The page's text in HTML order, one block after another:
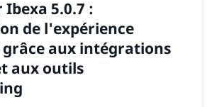
5.0.7 :
de l'expérience
aux intégrations
aux outils